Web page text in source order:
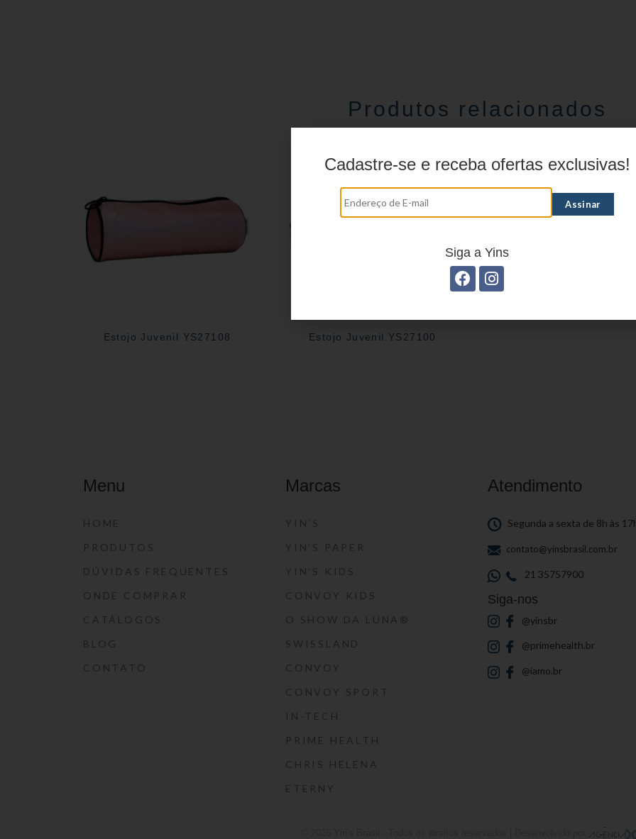
Produtos relacionados
Estojo Juvenil YS27108 Estojo Juvenil YS27100
Estojo Juvenil
Menu
HOME
PRODUTOS
DÚVIDAS FREQUENTES
ONDE COMPRAR
CATÁLOGOS
BLOG
CONTATO
Marcas
YIN’S
YIN’S PAPER
YIN’S KIDS
CONVOY KIDS
O SHOW DA LUNA®
SWISSLAND
CONVOY
CONVOY SPORT
IN-TECH
PRIME HEALTH
CHRIS HELENA
ETERNY
Atendimento
Segunda a sexta de 8h às
contato@yinsbrasil.com.br
21 35757900
Siga-nos
@yinsbr
@primehealth.br
@iamo.br
Cadastre-se e receba ofertas exclusivas!
Siga a Yins